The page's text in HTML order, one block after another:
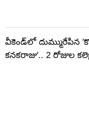
వీకెండ్‌లో దుమ్మురేపిన
కనకరాజు'.. 2 రోజుల